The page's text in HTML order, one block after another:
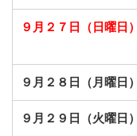
９月２７日（日曜日）
９月２８日（月曜日）
９月２９日（火曜日）